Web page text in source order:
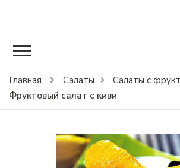
Главная Салаты
Салаты с
Фруктовый салат с киви